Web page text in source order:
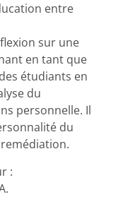
entre
sur une
en tant que
étudiants en
du
personnelle. Il
du
: